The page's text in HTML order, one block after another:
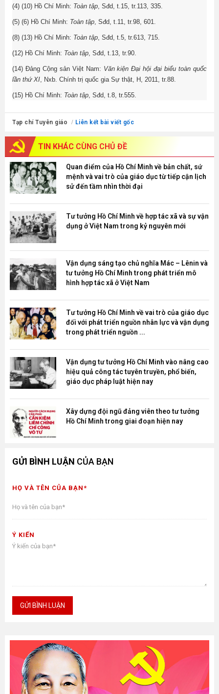
(4) (10) Hồ Chí Minh: Toàn tập Sđd, t.15, tr.113, 335.
(5) (6) Hồ Chí Minh: Toàn tập Sđd, t. 11, tr.98, 601.
(8) (13) Hồ Chí Minh: Toàn tập Sđd, t. 5, tr.613, 715.
(12) Hồ Chí Minh: Toàn tập Sđd, t. 13, tr.90.
(14) Đảng Cộng sản Việt Nam: Văn kiện Đại hội đại biểu toàn quốc
lần thứ XI , Nxb. Chính trị quốc gia Sự thật, H, 2011, tr.88.
(15) Hồ Chí Minh: Toàn tập Sđd, t. 8, tr.555.
Tạp chí Tuyên giáo Liên kết bài viết gốc
TIN KHÁC CÙNG CHỦ ĐỀ
Quan điểm của Hồ Chí Minh về bản chất, sứ
mệnh và vai trò của giáo dục từ tiếp cận lịch
sử đến tầm nhìn thời đại
Tư tưởng Hồ Chí Minh về hợp tác xã và sự vận
dụng ở Việt Nam trong kỷ nguyên mới
Vận dụng sáng tạo chủ nghĩa Mác – Lênin và
tư tưởng Hồ Chí Minh trong phát triển mô
hình hợp tác xã ở Việt Nam
Tư tưởng Hồ Chí Minh về vai trò của giáo dục
đối với phát triển nguồn nhân lực và vận dụng
trong phát triển nguồn ...
Vận dụng tư tưởng Hồ Chí Minh vào nâng cao
hiệu quả công tác tuyên truyền, phổ biến,
giáo dục pháp luật hiện nay
Xây dựng đội ngũ đảng viên theo tư tưởng
Hồ Chí Minh trong giai đoạn hiện nay
GỬI BÌNH LUẬN CỦA BẠN
HỌ VÀ TÊN CỦA BẠN*
Ý KIẾN
GỬI BÌNH LUẬN